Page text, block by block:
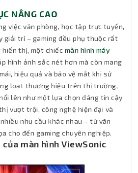
NÂNG CAO
việc văn phòng, học tập trực tuyến,
giải trí – gaming đều phụ thuộc rất
thị, một chiếc màn hình máy
hình ảnh sắc nét hơn mà còn mang
hiệu quả và bảo vệ mắt khi sử
loạt thương hiệu trên thị trường,
lên như một lựa chọn đáng tin cậy
vượt trội, công nghệ hiện đại và
nhu cầu khác nhau – từ văn
cho đến gaming chuyên nghiệp.
màn hình ViewSonic